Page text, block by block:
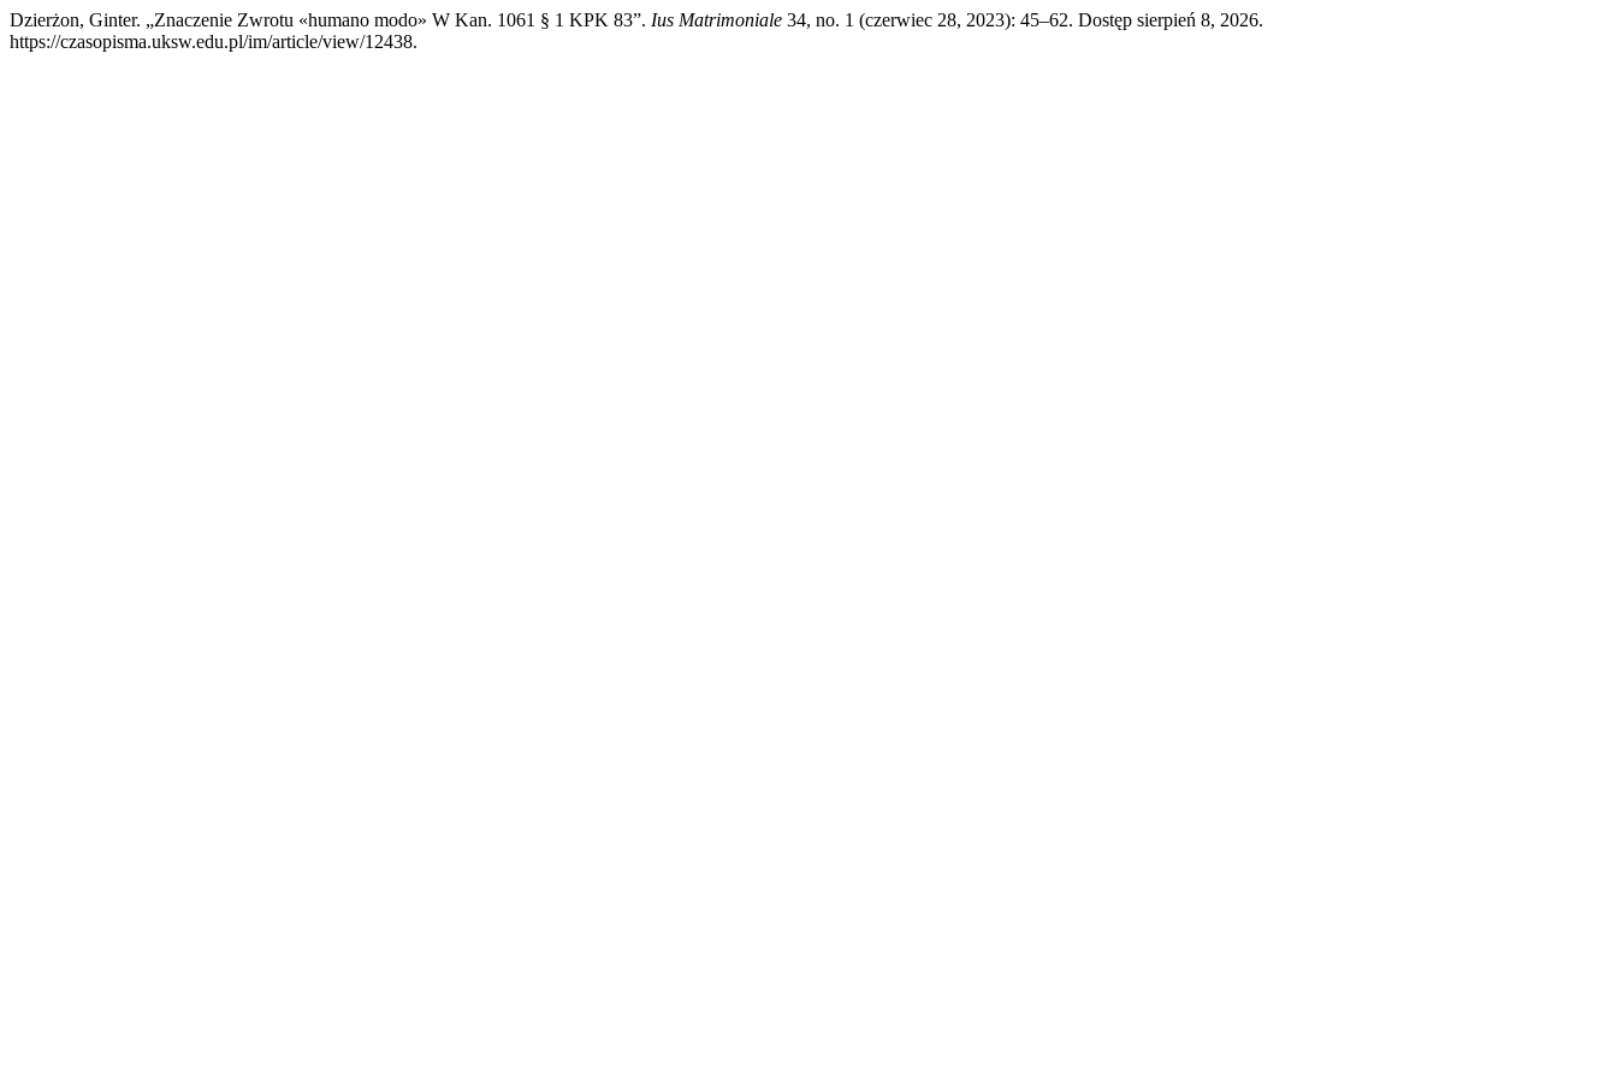
Dzierżon, Ginter. „Znaczenie Zwrotu «humano modo» W Kan. 1061 § 1 KPK 83”. Ius Matrimoniale 34, no. 1 (czerwiec 28, 2023): 45–62. Dostęp sierpień 8, 2026.
https://czasopisma.uksw.edu.pl/im/article/view/12438.